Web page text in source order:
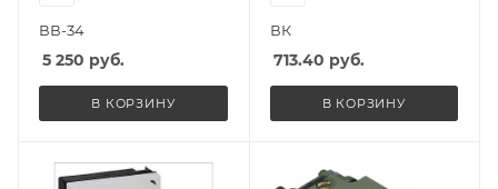
ВВ-34
5 250 руб.
В КОРЗИНУ
ВК
713.40 руб.
В КОРЗИНУ